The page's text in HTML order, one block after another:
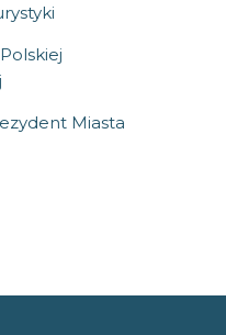
Miasta